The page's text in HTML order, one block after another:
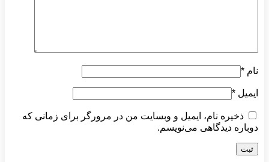
نام *
ایمیل *
ذخیره نام، ایمیل و وبسایت من در مرورگر برای زمانی که
دوباره دیدگاهی می‌نویسم.